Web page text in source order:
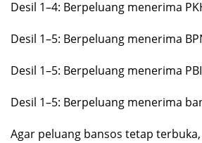
Desil 1–4: Berpeluang menerima
Desil 1–5: Berpeluang menerima
Desil 1–5: Berpeluang menerima
Desil 1–5: Berpeluang menerima
Agar peluang bansos tetap